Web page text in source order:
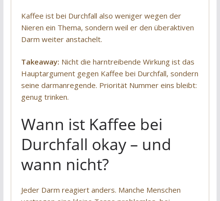
Kaffee ist bei Durchfall also weniger wegen der
Nieren ein Thema, sondern weil er den überaktiven
Darm weiter anstachelt.
Takeaway: Nicht die harntreibende Wirkung ist das
Hauptargument gegen Kaffee bei Durchfall, sondern
seine darmanregende. Priorität Nummer eins bleibt:
genug trinken.
Wann ist Kaffee bei
Durchfall okay – und
wann nicht?
Jeder Darm reagiert anders. Manche Menschen